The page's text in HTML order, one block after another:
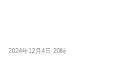
2024年12月4日 20時